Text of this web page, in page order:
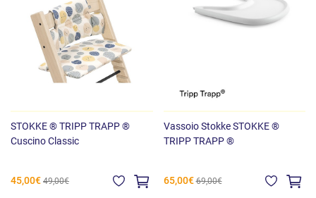
STOKKE ® TRIPP TRAPP ®
Cuscino Classic
45,00€ 49,00€
Vassoio Stokke STOKKE ®
TRIPP TRAPP ®
65,00€ 69,00€